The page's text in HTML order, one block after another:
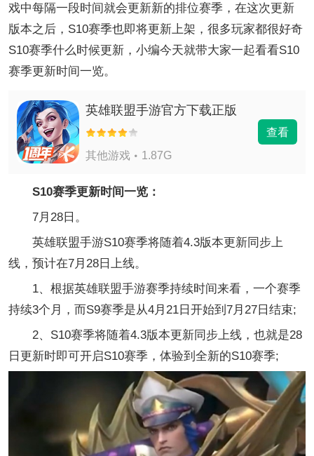
戏中每隔一段时间就会更新新的排位赛季，在这次更新
版本之后，S10赛季也即将更新上架，很多玩家都很好奇
S10赛季什么时候更新，小编今天就带大家一起看看S10
赛季更新时间一览。
英雄联盟手游官方下载正版
其他游戏 1.87G
查看
S10赛季更新时间一览：
7月28日。
英雄联盟手游S10赛季将随着4.3版本更新同步上
线，预计在7月28日上线。
1、根据英雄联盟手游赛季持续时间来看，一个赛季
持续3个月，而S9赛季是从4月21日开始到7月27日结束;
2、S10赛季将随着4.3版本更新同步上线，也就是28
日更新时即可开启S10赛季，体验到全新的S10赛季;